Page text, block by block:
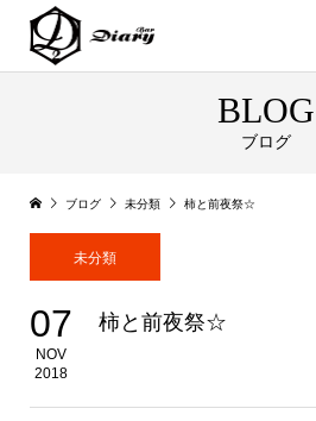
BLOG
ブログ
ブログ 未分類 柿と前夜祭☆
未分類
07
NOV
2018
柿と前夜祭☆